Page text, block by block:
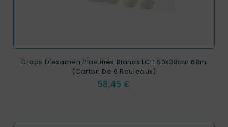
Draps D'examen Plastifiés Blancs LCH 50x38cm 68m
(Carton De 6 Rouleaux)
Prix
58,45 €